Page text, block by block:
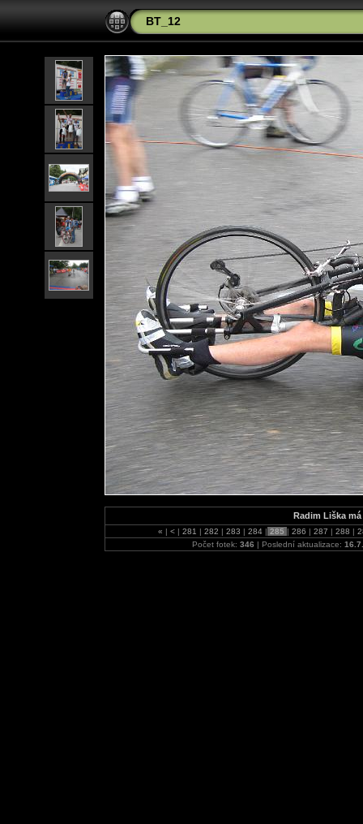
BT_12
Radim Liška
« | < | 281 | 282 | 283 | 284 | 285 | 286 | 287 | 288 |
Počet fotek: 346 | Poslední aktualizace: